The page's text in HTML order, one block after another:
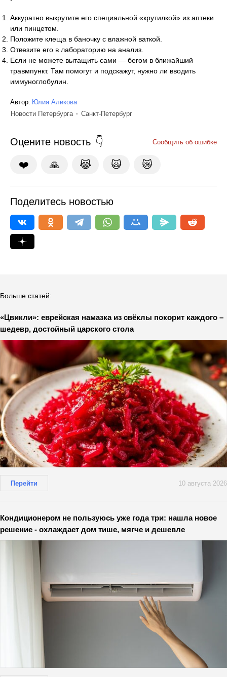
Аккуратно выкрутите его специальной «крутилкой» из аптеки
или пинцетом.
Положите клеща в баночку с влажной ваткой.
Отвезите его в лабораторию на анализ.
Если не можете вытащить сами — бегом в ближайший
травмпункт. Там помогут и подскажут, нужно ли вводить
иммуноглобулин.
Автор: Юлия Аликова
Новости Петербурга
Санкт-Петербург
Оцените новость Сообщить об ошибке
❤️ 🙏 😹 🙀 😿
Поделитесь новостью
Больше статей:
«Цвикли»: еврейская намазка из свёклы покорит каждого –
шедевр, достойный царского стола
Перейти 10 августа 2026
Кондиционером не пользуюсь уже года три: нашла новое
решение - охлаждает дом тише, мягче и дешевле